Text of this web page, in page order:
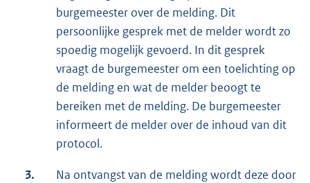
burgemeester over de melding. Dit
persoonlijke gesprek met de melder wordt zo
spoedig mogelijk gevoerd. In dit gesprek
vraagt de burgemeester om een toelichting op
de melding en wat de melder beoogt te
bereiken met de melding. De burgemeester
informeert de melder over de inhoud van dit
protocol.
3.
Na ontvangst van de melding wordt deze door